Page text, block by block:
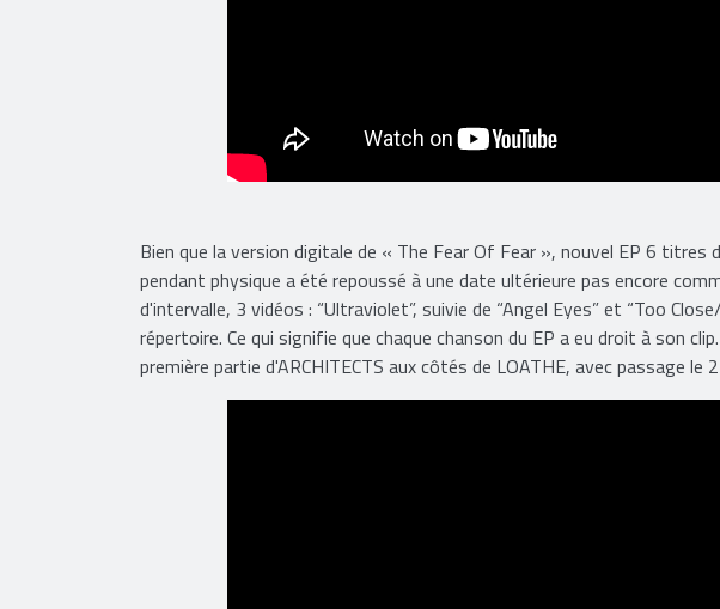
Bien que la version digitale de « The Fear Of Fear », nouvel EP 6 titres
pendant physique a été repoussé à une date ultérieure pas encore
d'intervalle, 3 vidéos : “Ultraviolet”, suivie de “Angel Eyes” et “Too
répertoire. Ce qui signifie que chaque chanson du EP a eu droit à son
première partie d'ARCHITECTS aux côtés de LOATHE, avec passage le